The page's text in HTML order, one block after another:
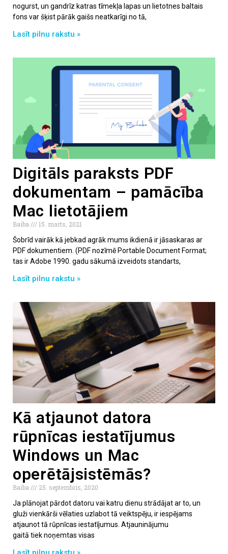
nogurst, un gandrīz katras tīmekļa lapas un lietotnes baltais
fons var šķist pārāk gaišs neatkarīgi no tā,
Lasīt pilnu rakstu »
Digitāls paraksts PDF
dokumentam – pamācība
Mac lietotājiem
Baiba
15. marts, 2021
Šobrīd vairāk kā jebkad agrāk mums ikdienā ir jāsaskaras ar
PDF dokumentiem. (PDF nozīmē Portable Document Format;
tas ir Adobe 1990. gadu sākumā izveidots standarts,
Lasīt pilnu rakstu »
Kā atjaunot datora
rūpnīcas iestatījumus
Windows un Mac
operētājsistēmās?
Baiba
25. septembris, 2020
Ja plānojat pārdot datoru vai katru dienu strādājat ar to, un
gluži vienkārši vēlaties uzlabot tā veiktspēju, ir iespējams
atjaunot tā rūpnīcas iestatījumus. Atjauninājumu
gaitā tiek noņemtas visas